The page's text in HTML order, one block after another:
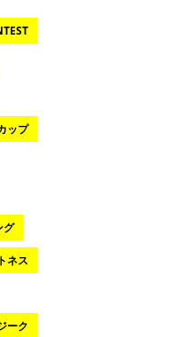
ップ
グ
ネス
ーク